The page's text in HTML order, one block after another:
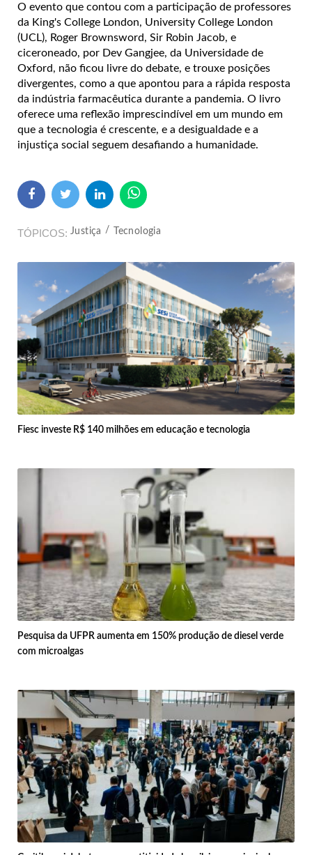
O evento que contou com a participação de professores
da King's College London, University College London
(UCL), Roger Brownsword, Sir Robin Jacob, e
ciceroneado, por Dev Gangjee, da Universidade de
Oxford, não ficou livre do debate, e trouxe posições
divergentes, como a que apontou para a rápida resposta
da indústria farmacêutica durante a pandemia. O livro
oferece uma reflexão imprescindível em um mundo em
que a tecnologia é crescente, e a desigualdade e a
injustiça social seguem desafiando a humanidade.
TÓPICOS Justiça Tecnologia
Fiesc investe R$ 140 milhões em educação e tecnologia
Pesquisa da UFPR aumenta em 150% produção de diesel verde
com microalgas